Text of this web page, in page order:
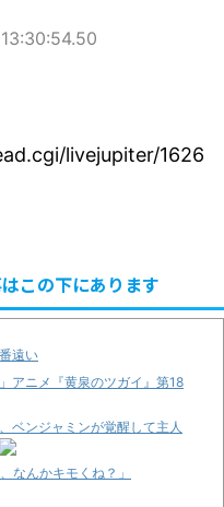
livejupiter/1626
この下にあります
遠い
アニメ『黄泉のツガイ』第18
ベンジャミンが覚醒して主人
なんかキモくね？」